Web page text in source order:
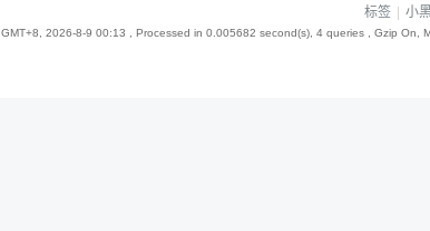
标签 | 小
GMT+8, 2026-8-9 00:13 , Processed in 0.005682 second(s), 4 queries , Gzip On,